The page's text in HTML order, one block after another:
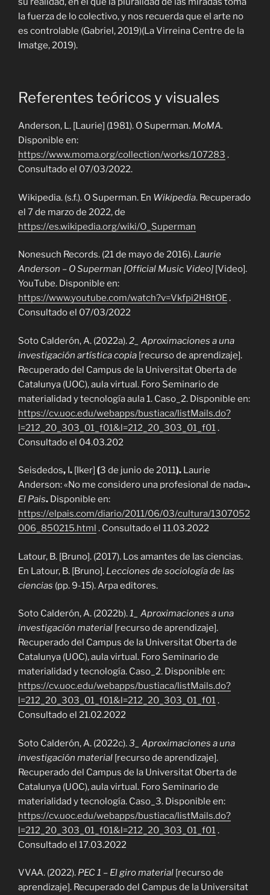
la fuerza de lo colectivo, y nos recuerda que el arte no
es controlable (Gabriel, 2019)(La Virreina Centre de la
Imatge, 2019).
Referentes teóricos y visuales
Anderson, L. [Laurie] (1981). O Superman. MoMA.
Disponible en:
https://www.moma.org/collection/works/107283 .
Consultado el 07/03/2022.
Wikipedia. (s.f.). O Superman. En Wikipedia. Recuperado
el 7 de marzo de 2022, de
https://es.wikipedia.org/wiki/O_Superman
Nonesuch Records. (21 de mayo de 2016). Laurie
Anderson – O Superman [Official Music Video] [Video].
YouTube. Disponible en:
https://www.youtube.com/watch?v=Vkfpi2H8tOE.
Consultado el 07/03/2022
Soto Calderón, A. (2022a).2_ Aproximaciones a una
investigación artística copia [recurso de aprendizaje].
Recuperado del Campus de la Universitat Oberta de
Catalunya (UOC), aula virtual. Foro Seminario de
materialidad y tecnología aula 1. Caso_2. Disponible en:
https://cv.uoc.edu/webapps/bustiaca/listMails.do?
l=212_20_303_01_f01&l=212_20_303_01_f01.
Consultado el 04.03.202
Seisdedos, I. [Iker] (3 de junio de 2011). Laurie
Anderson: «No me considero una profesional de nada».
El Pais. Disponible en:
https://elpais.com/diario/2011/06/03/cultura/1307052
006_850215.html . Consultado el 11.03.2022
Latour, B. [Bruno]. (2017). Los amantes de las ciencias.
En Latour, B. [Bruno]. Lecciones de sociología de las
ciencias (pp. 9-15). Arpa editores.
Soto Calderón, A. (2022b).1_ Aproximaciones a una
investigación material [recurso de aprendizaje].
Recuperado del Campus de la Universitat Oberta de
Catalunya (UOC), aula virtual. Foro Seminario de
materialidad y tecnología. Caso_2. Disponible en:
https://cv.uoc.edu/webapps/bustiaca/listMails.do?
l=212_20_303_01_f01&l=212_20_303_01_f01.
Consultado el 21.02.2022
Soto Calderón, A. (2022c).3_ Aproximaciones a una
investigación material [recurso de aprendizaje].
Recuperado del Campus de la Universitat Oberta de
Catalunya (UOC), aula virtual. Foro Seminario de
materialidad y tecnología. Caso_3. Disponible en:
https://cv.uoc.edu/webapps/bustiaca/listMails.do?
l=212_20_303_01_f01&l=212_20_303_01_f01.
Consultado el 17.03.2022
VVAA. (2022). PEC 1 – El giro material [recurso de
aprendizaje]. Recuperado del Campus de la Universitat